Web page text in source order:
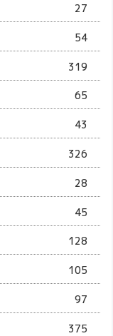
27
54
319
65
43
326
28
45
128
105
97
375